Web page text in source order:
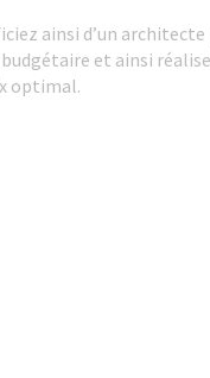
ainsi d’un
et ainsi
optimal.